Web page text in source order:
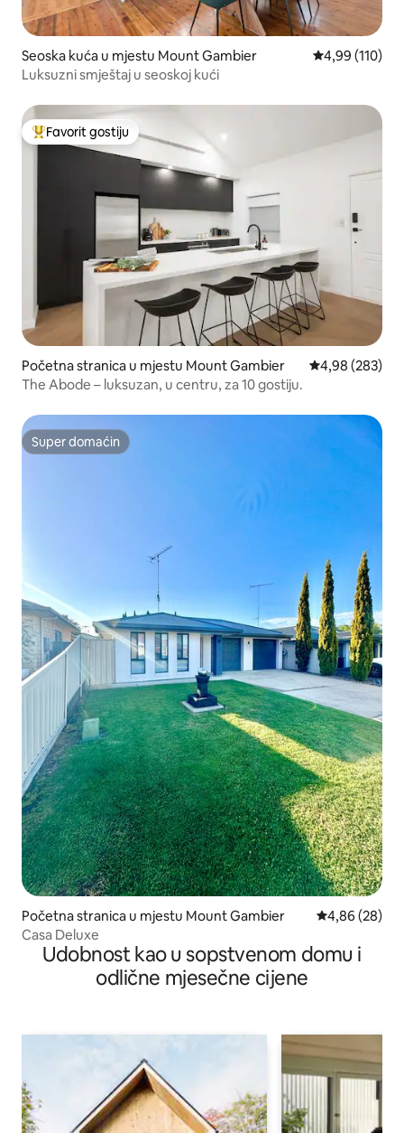
Seoska kuća u mjestu Mount Gambier prosječna
4,99 (110)
Luksuzni smještaj u seoskoj kući
Glavni favorit gostiju
Favorit gostiju
Početna stranica u mjestu Mount Gambier prosječna
4,98 (283)
The Abode – luksuzan, u centru, za 10 gostiju.
Super domaćin
Super domaćin
Početna stranica u mjestu Mount Gambier prosječna
4,86 (28)
Casa Deluxe
Udobnost kao u sopstvenom domu i
odlične mjesečne cijene